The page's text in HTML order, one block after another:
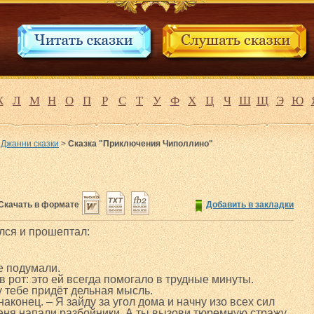
Л М Н О П Р С Т У Ф Х Ц Ч Ш Щ Э Ю
сказки> Сказка "Приключения Чиполлино"
Добавить в закладки
в формате
и прошептал:
подумали.
рот: это ей всегда помогало в трудные минуты.
придёт дельная мысль.
– Я зайду за угол дома и начну изо всех сил